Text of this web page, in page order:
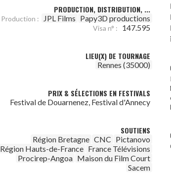
PRODUCTION, DISTRIBUTION, ...
Production : JPL Films Papy3D productions
Visa n° : 147.595
LIEU(X) DE TOURNAGE
Rennes (35000)
PRIX & SÉLECTIONS EN FESTIVALS
Festival de Douarnenez, Festival d'Annecy
SOUTIENS
Région Bretagne CNC Pictanovo
Région Hauts-de-France France Télévisions
Procirep-Angoa Maison du Film Court
Sacem